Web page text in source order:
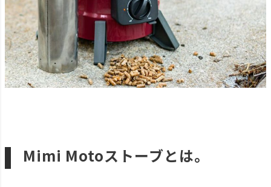
Mimi Motoストーブとは。